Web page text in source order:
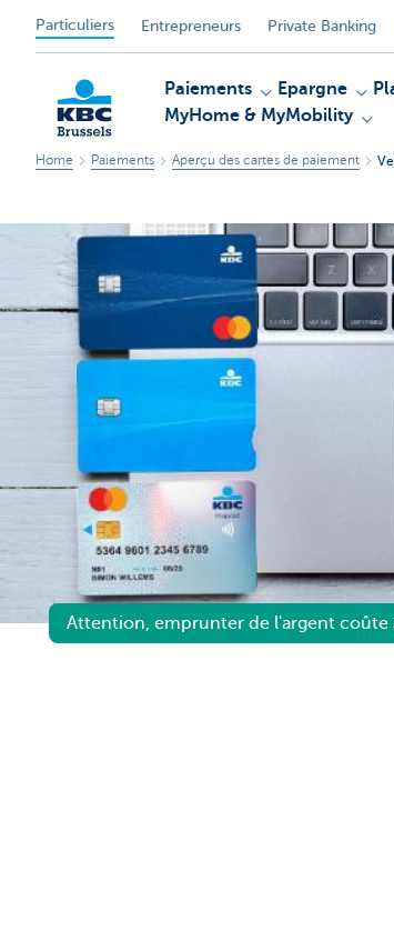
Particuliers Entrepreneurs Private Banking
KBC
Brussels
Paiements Epargne
MyHome & MyMobility
Home Paiements Aperçu des cartes de paiement
Attention, emprunter de l'argent coûte